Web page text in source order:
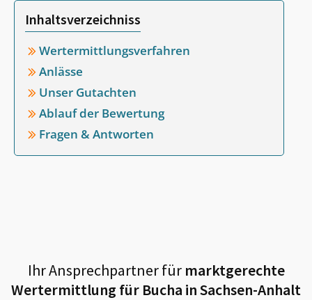
Inhaltsverzeichniss
Wertermittlungsverfahren
Anlässe
Unser Gutachten
Ablauf der Bewertung
Fragen & Antworten
Ihr Ansprechpartner fürmarktgerechte
Wertermittlung für Bucha in Sachsen-Anhalt